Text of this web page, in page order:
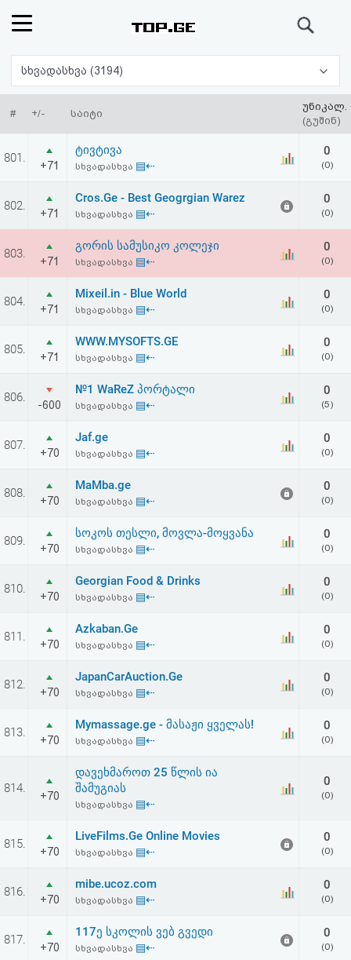
რეიტინგი
(მთავარი)
ფოსტა
პასუხი
ავტორიზაცია
რეგისტრაცია
პაროლის
აღდგენა
HTML
კოდი
შეთანხმება
უარყოფა
სხვადასხვა (3194)
# +/- საიტი
უნიკალ.
(გუშინ)
801.
+71
ტივტივა
სხვადასხვა ▤⇠
0
(0)
802.
+71
Cros.Ge - Best Geogrgian Warez
სხვადასხვა ▤⇠
0
(0)
803.
+71
გორის სამუსიკო კოლეჯი
სხვადასხვა ▤⇠
0
(0)
804.
+71
Mixeil.in - Blue World
სხვადასხვა ▤⇠
0
(0)
805.
+71
WWW.MYSOFTS.GE
სხვადასხვა ▤⇠
0
(0)
806.
-600
№1 WaReZ პორტალი
სხვადასხვა ▤⇠
0
(5)
807.
+70
Jaf.ge
სხვადასხვა ▤⇠
0
(0)
808.
+70
MaMba.ge
სხვადასხვა ▤⇠
0
(0)
809.
+70
სოკოს თესლი, მოვლა-მოყვანა
სხვადასხვა ▤⇠
0
(0)
810.
+70
Georgian Food & Drinks
სხვადასხვა ▤⇠
0
(0)
811.
+70
Azkaban.Ge
სხვადასხვა ▤⇠
0
(0)
812.
+70
JapanCarAuction.Ge
სხვადასხვა ▤⇠
0
(0)
813.
+70
Mymassage.ge - მასაჟი ყველას!
სხვადასხვა ▤⇠
0
(0)
814.
+70
დავეხმაროთ 25 წლის ია
შამუგიას
სხვადასხვა ▤⇠
0
(0)
815.
+70
LiveFilms.Ge Online Movies
სხვადასხვა ▤⇠
0
(0)
816.
+70
mibe.ucoz.com
სხვადასხვა ▤⇠
0
(0)
817.
+70
117ე სკოლის ვებ გვედი
სხვადასხვა ▤⇠
0
(0)